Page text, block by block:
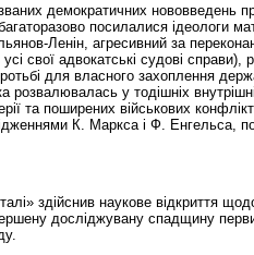
демократичних нововведень
посилалися ідеологи
Ленін, агресивний за
свої адвокатські судові
для власного захоплення
розвалювалась у тодішніх
та поширених військових
К. Маркса і Ф. Енгельса,
здійснив наукове відкриття
досліджувану спадщину